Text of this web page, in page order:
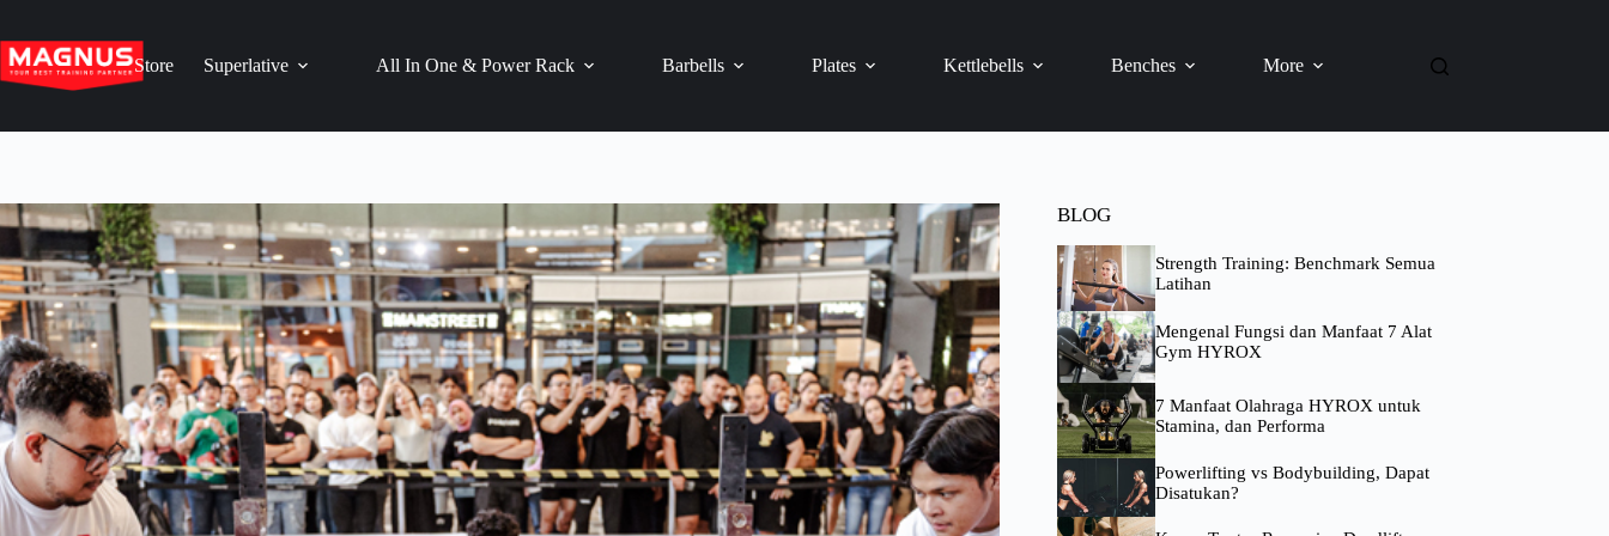
content
Store Superlative All In One & Power Rack Barbells Plates Kettlebells Benches More
BLOG
Strength Training: Benchmark Semua
Latihan
Mengenal Fungsi dan Manfaat 7 Alat
Gym HYROX
7 Manfaat Olahraga HYROX untuk
Stamina, dan Performa
Powerlifting vs Bodybuilding, Dapat
Disatukan?